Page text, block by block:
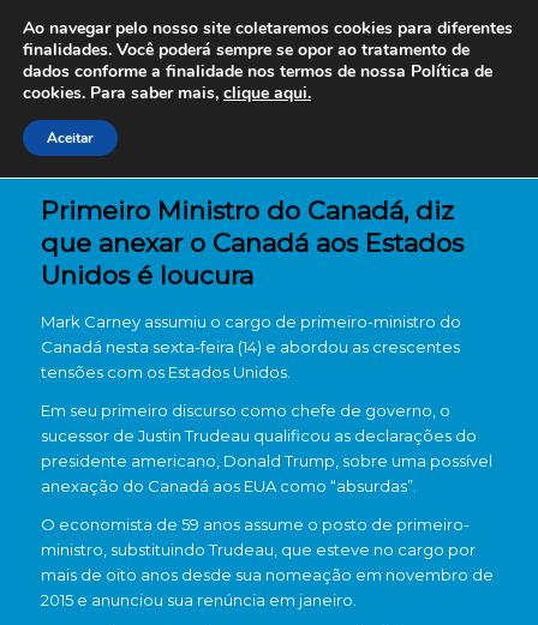
Primeiro Ministro do Canadá, diz
que anexar o Canadá aos Estados
Unidos é loucura
Mark Carney assumiu o cargo de primeiro-ministro do
Canadá nesta sexta-feira (14) e abordou as crescentes
tensões com os Estados Unidos.
Em seu primeiro discurso como chefe de governo, o
sucessor de Justin Trudeau qualificou as declarações do
presidente americano, Donald Trump, sobre uma possível
anexação do Canadá aos EUA como “absurdas”.
O economista de 59 anos assume o posto de primeiro-
ministro, substituindo Trudeau, que esteve no cargo por
mais de oito anos desde sua nomeação em novembro de
2015 e anunciou sua renúncia em janeiro.
Ao navegar pelo nosso site coletaremos cookies para diferentes
finalidades. Você poderá sempre se opor ao tratamento de
dados conforme a finalidade nos termos de nossa Política de
cookies. Para saber mais, clique aqui.
Aceitar